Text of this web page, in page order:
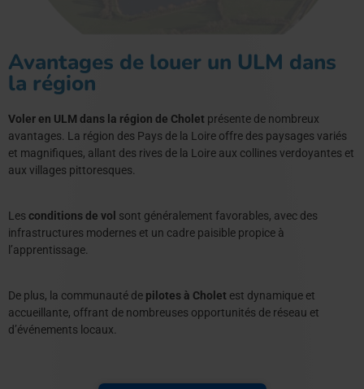
Avantages de louer un ULM dans
la région
Voler en ULM dans la région de Cholet présente de nombreux
avantages. La région des Pays de la Loire offre des paysages variés
et magnifiques, allant des rives de la Loire aux collines verdoyantes et
aux villages pittoresques.
Les conditions de vol sont généralement favorables, avec des
infrastructures modernes et un cadre paisible propice à
l’apprentissage.
De plus, la communauté de pilotes à Cholet est dynamique et
accueillante, offrant de nombreuses opportunités de réseau et
d’événements locaux.